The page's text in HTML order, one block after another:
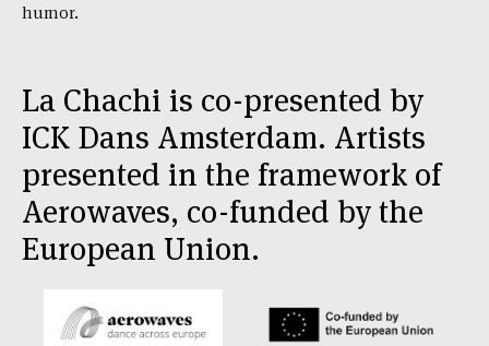
humor.
La Chachi is co-presented by
ICK Dans Amsterdam. Artists
presented in the framework of
Aerowaves, co-funded by the
European Union.